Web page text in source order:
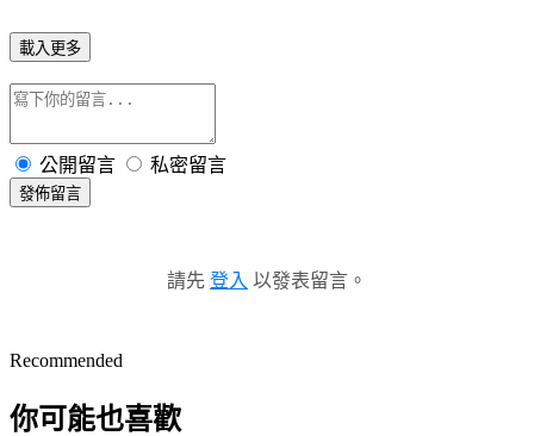
載入更多
公開留言 私密留言
發佈留言
請先 登入 以發表留言。
Recommended
你可能也喜歡